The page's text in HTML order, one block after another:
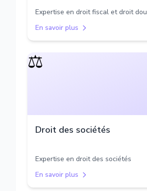
Expertise en droit fiscal et droit
En savoir plus
⚖️
Droit des sociétés
Expertise en droit des sociétés
En savoir plus